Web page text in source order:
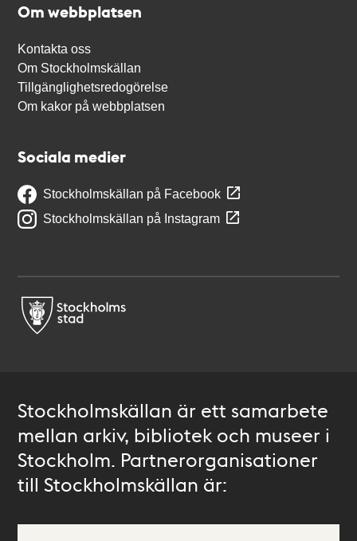
Om webbplatsen
Kontakta oss
Om Stockholmskällan
Tillgänglighetsredogörelse
Om kakor på webbplatsen
Sociala medier
Stockholmskällan på Facebook
Stockholmskällan på Instagram
Stockholmskällan är ett samarbete
mellan arkiv, bibliotek och museer i
Stockholm. Partnerorganisationer
till Stockholmskällan är: